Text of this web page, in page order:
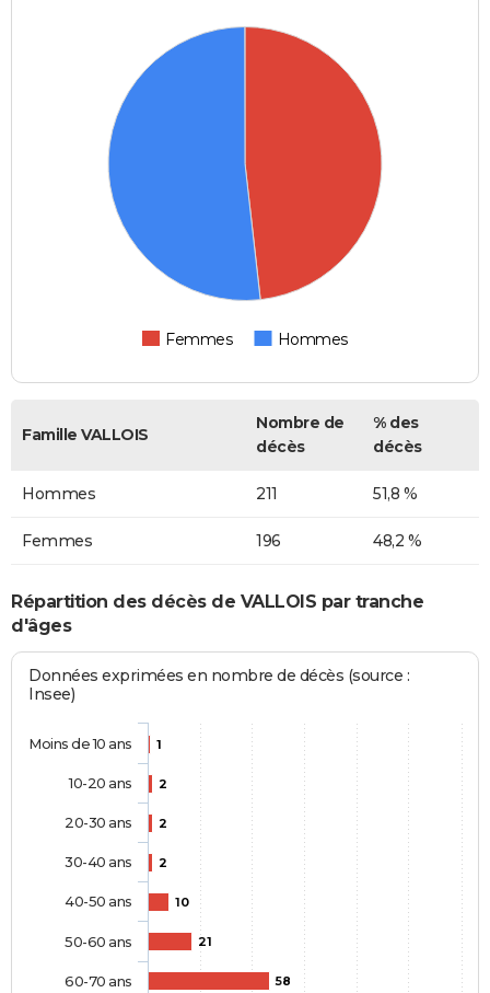
Femmes Hommes
Famille VALLOIS
Nombre de
décès
% des
décès
Hommes 211 51,8 %
Femmes 196 48,2 %
Répartition des décès de VALLOIS par tranche
d'âges
Données exprimées en nombre de décès (source :
Insee)
1
2
2
2
10
21
58
Moins de 10 ans
10-20 ans
20-30 ans
30-40 ans
40-50 ans
50-60 ans
60-70 ans